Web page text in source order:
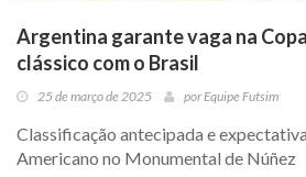
Argentina garante vaga na
clássico com o Brasil
25 de março de 2025 por Equipe Futsim
Classificação antecipada e
Americano no Monumental de Núñez